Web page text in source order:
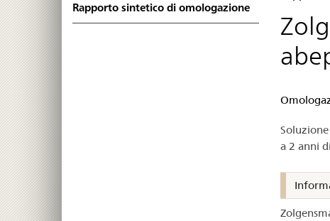
Rapporto sintetico di omologazione
di
–
a 2 anni